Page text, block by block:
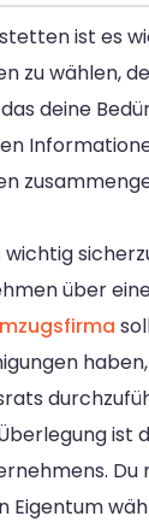
ist es
zu wählen,
deine
über
ist
Eigentum